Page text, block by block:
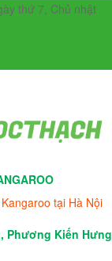
thứ 7, Chủ nhật
tại Hà Nội
Phương Kiến Hưng